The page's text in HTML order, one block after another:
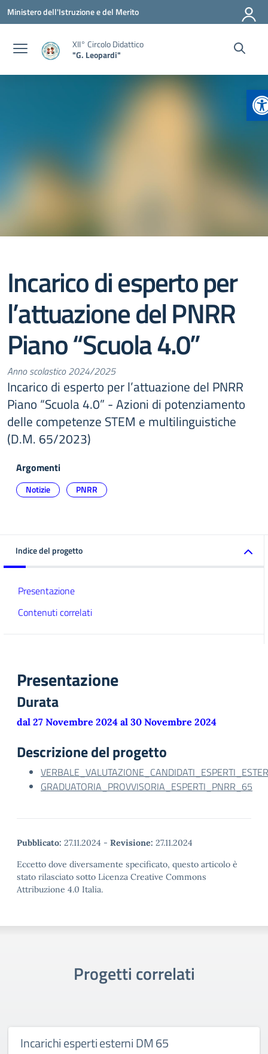
Vai ai contenuti
Vai al menu di navigazione
Vai al footer
Ministero dell'Istruzione e del Merito
XII° Circolo Didattico
"G. Leopardi"
Incarico di esperto per
l’attuazione del PNRR
Piano “Scuola 4.0”
Anno scolastico 2024/2025
Incarico di esperto per l’attuazione del PNRR
Piano “Scuola 4.0” - Azioni di potenziamento
delle competenze STEM e multilinguistiche
(D.M. 65/2023)
Argomenti
Notizie PNRR
Indice del progetto
Presentazione
Contenuti correlati
Presentazione
Durata
dal 27 Novembre 2024 al 30 Novembre 2024
Descrizione del progetto
GRADUATORIA_PROVVISORIA_ESPERTI_PNRR_65
Pubblicato: 27.11.2024 - Revisione: 27.11.2024
Eccetto dove diversamente specificato, questo articolo è
stato rilasciato sotto Licenza Creative Commons
Attribuzione 4.0 Italia.
Progetti correlati
Incarichi esperti esterni DM 65